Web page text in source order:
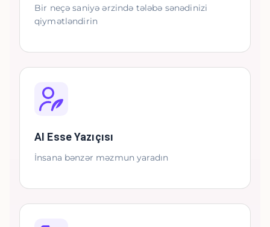
Bir neçə saniyə ərzində tələbə sənədinizi
qiymətləndirin
AI Esse Yazıçısı
İnsana bənzər məzmun yaradın